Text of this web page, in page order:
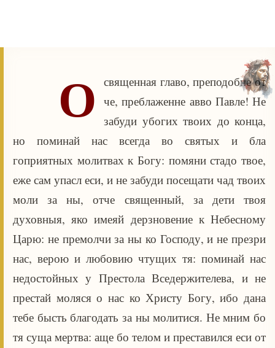
О священная главо, преподобне от
че, преблаженне авво Павле! Не
забуди убогих твоих до конца,
но поминай нас всегда во святых и бла
гоприятных молитвах к Богу: помяни стадо твое,
еже сам упасл еси, и не забуди посещати чад твоих
моли за ны, отче священный, за дети твоя
духовныя, яко имеяй дерзновение к Небесному
Царю: не премолчи за ны ко Господу, и не презри
нас, верою и любовию чтущих тя: поминай нас
недостойных у Престола Вседержителева, и не
престай моляся о нас ко Христу Богу, ибо дана
тебе бысть благодать за ны молитися. Не мним бо
тя суща мертва: аще бо телом и преставился еси от